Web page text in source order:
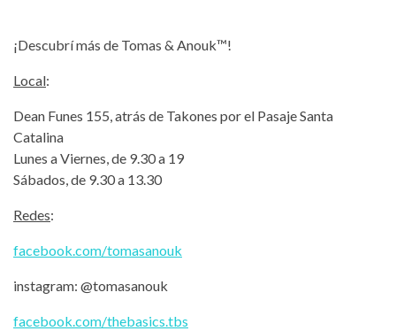
¡Descubrí más de Tomas & Anouk™!
Local:
Dean Funes 155, atrás de Takones por el Pasaje Santa
Catalina
Lunes a Viernes, de 9.30 a 19
Sábados, de 9.30 a 13.30
Redes:
facebook.com/tomasanouk
instagram: @tomasanouk
facebook.com/thebasics.tbs